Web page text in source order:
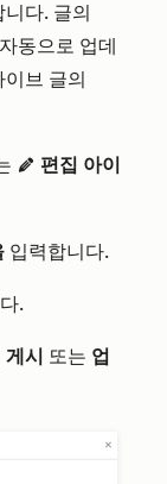
다. 글의
동으로 업데
브 글의
edit 편집 아이
입력합니다.
.
게시 또는 업